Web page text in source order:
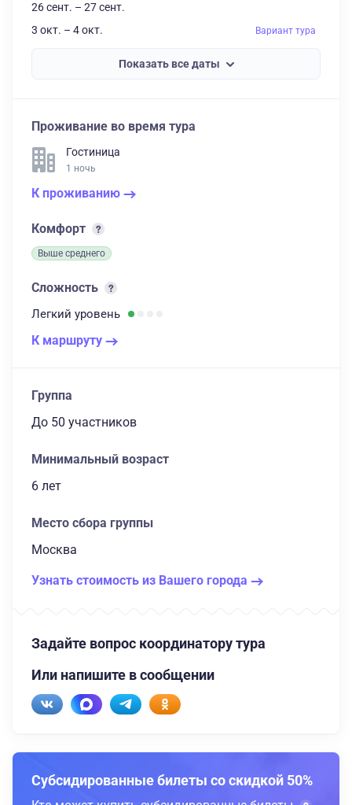
26 сент. – 27 сент.
3 окт. – 4 окт.
Вариант тура
Показать все даты
Проживание во время тура
Гостиница
1 ночь
К проживанию
Комфорт
Выше среднего
Сложность
Легкий уровень
К маршруту
Группа
до 50 участников
Минимальный возраст
6 лет
Место сбора группы
Москва
Узнать стоимость из Вашего города
Задайте вопрос координатору тура
Или напишите в сообщении
Субсидированные билеты со скидкой 50%